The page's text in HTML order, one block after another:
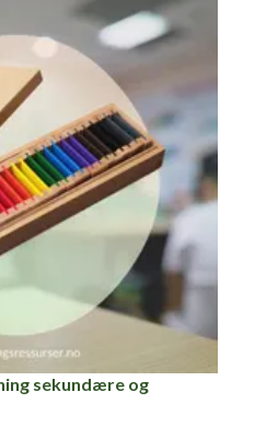
sekundære og